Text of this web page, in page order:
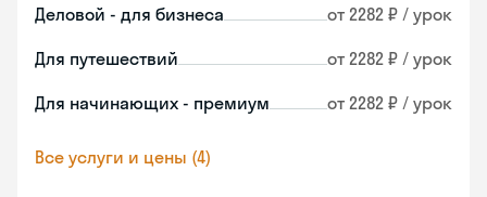
Деловой - для бизнеса от 2282 ₽ / урок
Для путешествий от 2282 ₽ / урок
Для начинающих - премиум от 2282 ₽ / урок
Все услуги и цены (4)